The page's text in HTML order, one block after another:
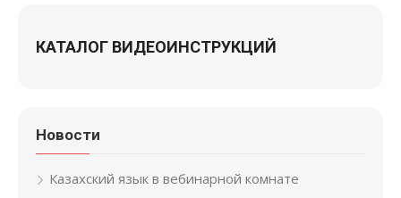
КАТАЛОГ ВИДЕОИНСТРУКЦИЙ
Новости
Казахский язык в вебинарной комнате